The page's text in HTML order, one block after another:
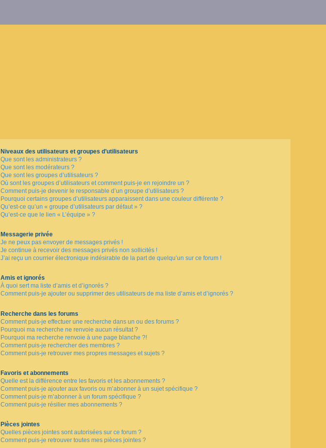
Niveaux des utilisateurs et groupes d’utilisateurs
Que sont les administrateurs ?
Que sont les modérateurs ?
Que sont les groupes d’utilisateurs ?
Où sont les groupes d’utilisateurs et comment puis-je en rejoindre un ?
Comment puis-je devenir le responsable d’un groupe d’utilisateurs ?
Pourquoi certains groupes d’utilisateurs apparaissent dans une couleur différente ?
Qu’est-ce qu’un « groupe d’utilisateurs par défaut » ?
Qu’est-ce que le lien « L’équipe » ?
Messagerie privée
Je ne peux pas envoyer de messages privés !
Je continue à recevoir des messages privés non sollicités !
J’ai reçu un courrier électronique indésirable de la part de quelqu’un sur ce forum !
Amis et ignorés
À quoi sert ma liste d’amis et d’ignorés ?
Comment puis-je ajouter ou supprimer des utilisateurs de ma liste d’amis et d’ignorés ?
Recherche dans les forums
Comment puis-je effectuer une recherche dans un ou des forums ?
Pourquoi ma recherche ne renvoie aucun résultat ?
Pourquoi ma recherche renvoie à une page blanche ?!
Comment puis-je rechercher des membres ?
Comment puis-je retrouver mes propres messages et sujets ?
Favoris et abonnements
Quelle est la différence entre les favoris et les abonnements ?
Comment puis-je ajouter aux favoris ou m’abonner à un sujet spécifique ?
Comment puis-je m’abonner à un forum spécifique ?
Comment puis-je résilier mes abonnements ?
Pièces jointes
Quelles pièces jointes sont autorisées sur ce forum ?
Comment puis-je retrouver toutes mes pièces jointes ?